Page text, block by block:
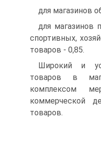
для магазинов
для магазинов
спортивных,
товаров - 0,85.
Широкий и
товаров в
комплексом
коммерческой
товаров.